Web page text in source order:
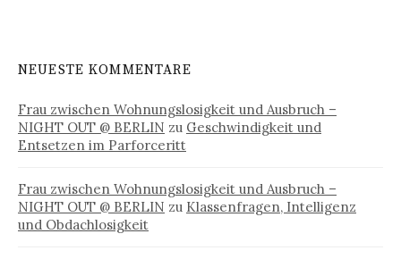
NEUESTE KOMMENTARE
Frau zwischen Wohnungslosigkeit und Ausbruch –
NIGHT OUT @ BERLIN zu Geschwindigkeit und
Entsetzen im Parforceritt
Frau zwischen Wohnungslosigkeit und Ausbruch –
NIGHT OUT @ BERLIN zu Klassenfragen, Intelligenz
und Obdachlosigkeit